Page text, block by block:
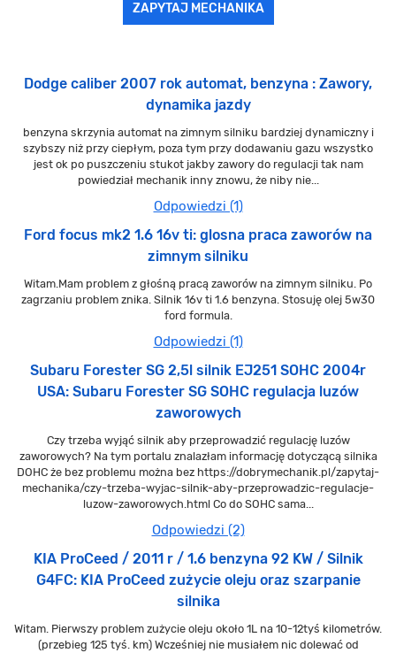
ZAPYTAJ MECHANIKA
Dodge caliber 2007 rok automat, benzyna : Zawory,
dynamika jazdy
benzyna skrzynia automat na zimnym silniku bardziej dynamiczny i
szybszy niż przy ciepłym, poza tym przy dodawaniu gazu wszystko
jest ok po puszczeniu stukot jakby zawory do regulacji tak nam
powiedział mechanik inny znowu, że niby nie...
Odpowiedzi (1)
Ford focus mk2 1.6 16v ti: glosna praca zaworów na
zimnym silniku
Witam.Mam problem z głośną pracą zaworów na zimnym silniku. Po
zagrzaniu problem znika. Silnik 16v ti 1.6 benzyna. Stosuję olej 5w30
ford formula.
Odpowiedzi (1)
Subaru Forester SG 2,5l silnik EJ251 SOHC 2004r
USA: Subaru Forester SG SOHC regulacja luzów
zaworowych
Czy trzeba wyjąć silnik aby przeprowadzić regulację luzów
zaworowych? Na tym portalu znalazłam informację dotyczącą silnika
DOHC że bez problemu można bez https://dobrymechanik.pl/zapytaj-
mechanika/czy-trzeba-wyjac-silnik-aby-przeprowadzic-regulacje-
luzow-zaworowych.html Co do SOHC sama...
Odpowiedzi (2)
KIA ProCeed / 2011 r / 1.6 benzyna 92 KW / Silnik
G4FC: KIA ProCeed zużycie oleju oraz szarpanie
silnika
Witam. Pierwszy problem zużycie oleju około 1L na 10-12tyś kilometrów.
(przebieg 125 tyś. km) Wcześniej nie musiałem nic dolewać od